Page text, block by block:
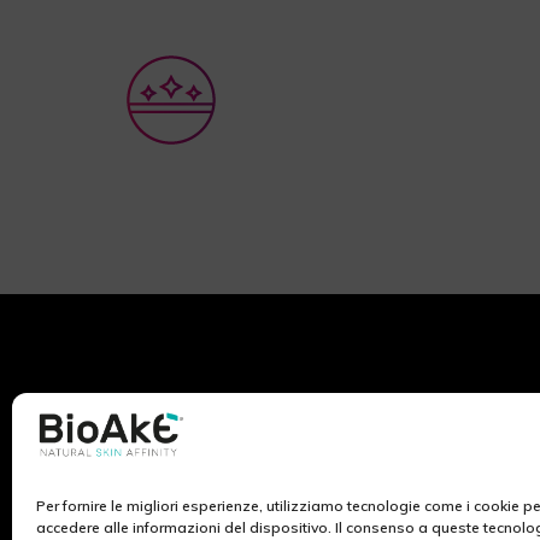
Per fornire le migliori esperienze, utilizziamo tecnologie come i cookie
accedere alle informazioni del dispositivo. Il consenso a queste
BioAké nasce dall’ispirazione e lo studio dei ricercatori
di Ekuberg Pharma, azienda da sempre impegnata nel